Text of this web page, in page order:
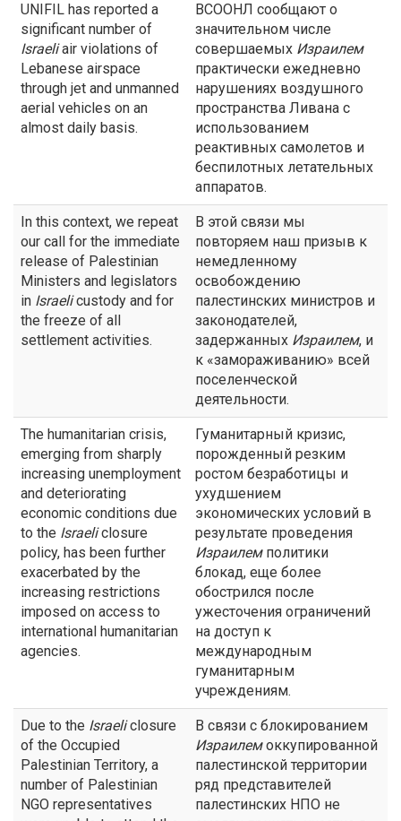
UNIFIL has reported a
significant number of
Israeliair violations of
Lebanese airspace
through jet and unmanned
aerial vehicles on an
almost daily basis.
ВСООНЛ сообщают о
значительном числе
совершаемых Израилем
практически ежедневно
нарушениях воздушного
пространства Ливана с
использованием
реактивных самолетов и
беспилотных летательных
аппаратов.
In this context, we repeat
our call for the immediate
release of Palestinian
Ministers and legislators
in Israelicustody and for
the freeze of all
settlement activities.
В этой связи мы
повторяем наш призыв к
немедленному
освобождению
палестинских министров и
законодателей,
задержанных Израилем, и
к «замораживанию» всей
поселенческой
деятельности.
The humanitarian crisis,
emerging from sharply
increasing unemployment
and deteriorating
economic conditions due
to the Israeliclosure
policy, has been further
exacerbated by the
increasing restrictions
imposed on access to
international humanitarian
agencies.
Гуманитарный кризис,
порожденный резким
ростом безработицы и
ухудшением
экономических условий в
результате проведения
Израилемполитики
блокад, еще более
обострился после
ужесточения ограничений
на доступ к
международным
гуманитарным
учреждениям.
Due to the Israeliclosure
of the Occupied
Palestinian Territory, a
number of Palestinian
NGO representatives
В связи с блокированием
Израилемоккупированной
палестинской территории
ряд представителей
палестинских НПО не